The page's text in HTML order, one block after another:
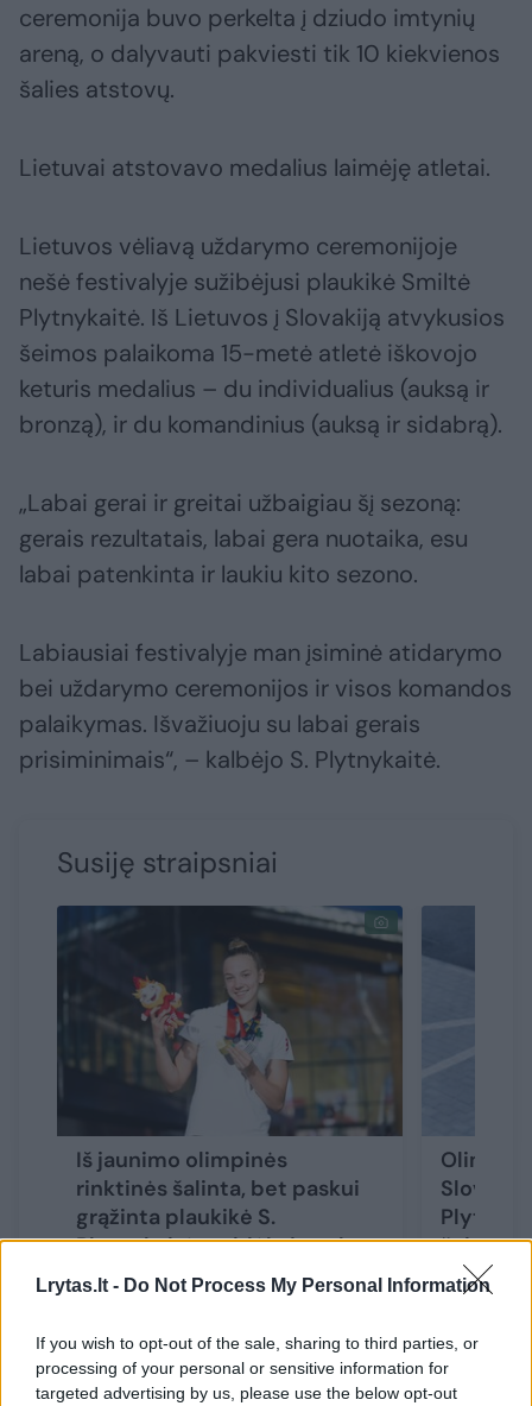
Lrytas.lt - Do Not Process My Personal Information
If you wish to opt-out of the sale, sharing to third parties, or
processing of your personal or sensitive information for
targeted advertising by us, please use the below opt-out
ceremonija buvo perkelta į dziudo imtynių
areną, o dalyvauti pakviesti tik 10 kiekvienos
šalies atstovų.
Lietuvai atstovavo medalius laimėję atletai.
Lietuvos vėliavą uždarymo ceremonijoje
nešė festivalyje sužibėjusi plaukikė Smiltė
Plytnykaitė. Iš Lietuvos į Slovakiją atvykusios
šeimos palaikoma 15-metė atletė iškovojo
keturis medalius – du individualius (auksą ir
bronzą), ir du komandinius (auksą ir sidabrą).
„Labai gerai ir greitai užbaigiau šį sezoną:
gerais rezultatais, labai gera nuotaika, esu
labai patenkinta ir laukiu kito sezono.
Labiausiai festivalyje man įsiminė atidarymo
bei uždarymo ceremonijos ir visos komandos
palaikymas. Išvažiuoju su labai gerais
prisiminimais“, – kalbėjo S. Plytnykaitė.
Susiję straipsniai
Iš jaunimo olimpinės
rinktinės šalinta, bet paskui
grąžinta plaukikė S.
Plytnykaitė atsidėkojo aukso
medaliu
šeima: